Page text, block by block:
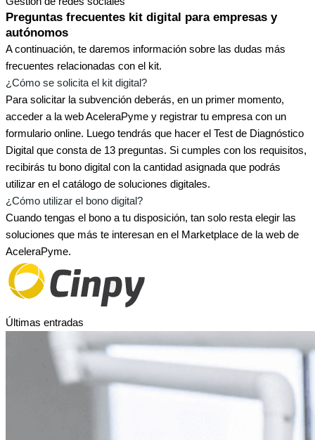
Preguntas frecuentes kit digital para empresas y
autónomos
A continuación, te daremos información sobre las dudas más
frecuentes relacionadas con el kit.
¿Cómo se solicita el kit digital?
Para solicitar la subvención deberás, en un primer momento,
acceder a la web AceleraPyme y registrar tu empresa con un
formulario online. Luego tendrás que hacer el Test de Diagnóstico
Digital que consta de 13 preguntas. Si cumples con los requisitos,
recibirás tu bono digital con la cantidad asignada que podrás
utilizar en el catálogo de soluciones digitales.
¿Cómo utilizar el bono digital?
Cuando tengas el bono a tu disposición, tan solo resta elegir las
soluciones que más te interesan en el Marketplace de la web de
AceleraPyme.
Últimas entradas